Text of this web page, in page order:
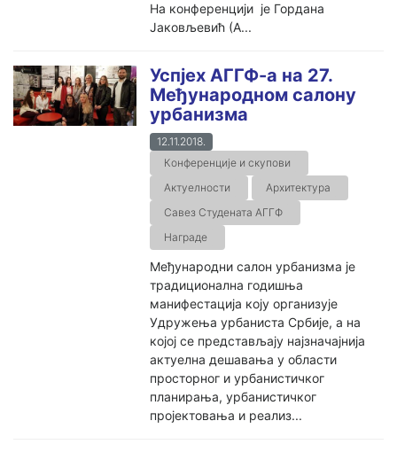
На конференцији је Гордана
Јаковљевић (А...
Успјех АГГФ-а на 27.
Међународном салону
урбанизма
12.11.2018.
Конференције и скупови
Актуелности
Архитектура
Савез Студената АГГФ
Награде
Међународни салон урбанизма је
традиционална годишња
манифестација коју организује
Удружења урбаниста Србије, а на
којој се представљају најзначајнија
актуелна дешавања у области
просторног и урбанистичког
планирања, урбанистичког
пројектовања и реализ...